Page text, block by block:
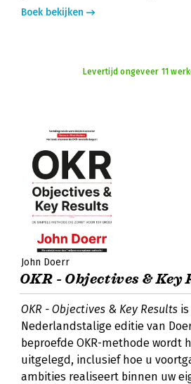
Boek bekijken
Levertijd ongeveer 11
John Doerr
OKR - Objectives & Key
OKR - Objectives & Key Results
Nederlandstalige editie van
beproefde OKR-methode wordt
uitgelegd, inclusief hoe u
ambities realiseert binnen uw